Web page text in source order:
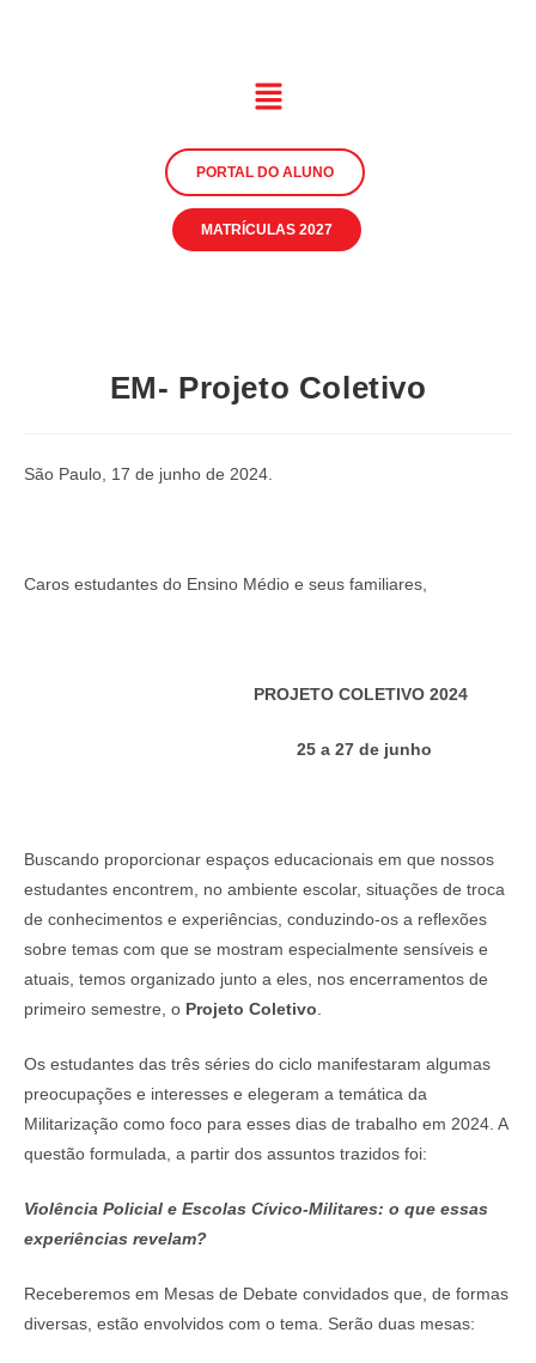
PORTAL DO ALUNO
MATRÍCULAS 2027
EM- Projeto Coletivo
São Paulo, 17 de junho de 2024.
Caros estudantes do Ensino Médio e seus familiares,
PROJETO COLETIVO 2024
25 a 27 de junho
Buscando proporcionar espaços educacionais em que nossos
estudantes encontrem, no ambiente escolar, situações de troca
de conhecimentos e experiências, conduzindo-os a reflexões
sobre temas com que se mostram especialmente sensíveis e
atuais, temos organizado junto a eles, nos encerramentos de
primeiro semestre, o Projeto Coletivo.
Os estudantes das três séries do ciclo manifestaram algumas
preocupações e interesses e elegeram a temática da
Militarização como foco para esses dias de trabalho em 2024. A
questão formulada, a partir dos assuntos trazidos foi:
Violência Policial e Escolas Cívico-Militares: o que essas
experiências revelam?
Receberemos em Mesas de Debate convidados que, de formas
diversas, estão envolvidos com o tema. Serão duas mesas: